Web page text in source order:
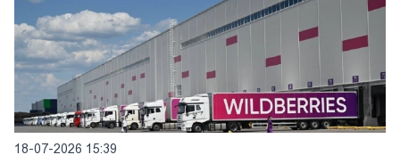
18-07-2026 15:39